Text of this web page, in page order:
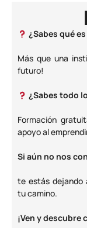
¿Sabes qué
Más que una
futuro!
¿Sabes todo
Formación
apoyo al
Si aún no nos
te estás dejando
tu camino.
¡Ven y